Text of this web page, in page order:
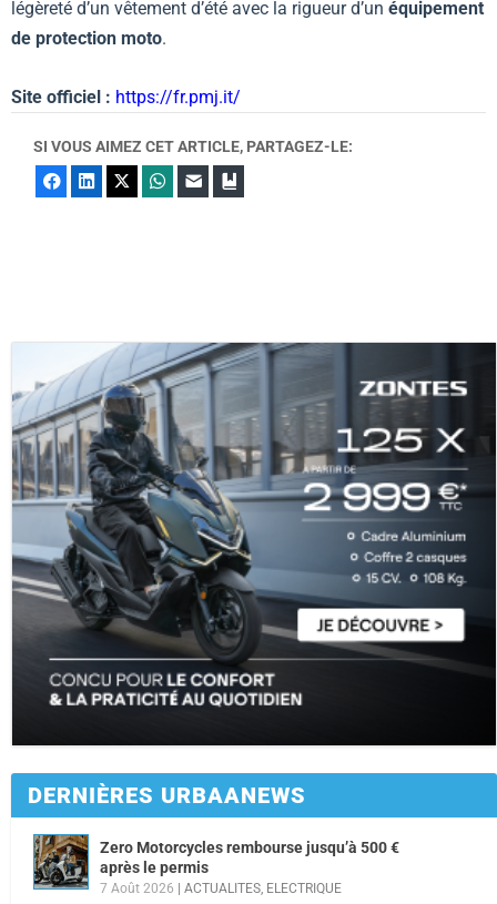
légèreté d’un vêtement d’été avec la rigueur d’un équipement
de protection moto.
Site officiel : https://fr.pmj.it/
SI VOUS AIMEZ CET ARTICLE, PARTAGEZ-LE:
FacebookLinkedIn WhatsApp
E-mail
DERNIÈRES URBAANEWS
Zero Motorcycles rembourse jusqu’à 500 €
après le permis
7 Août 2026 ACTUALITES, ELECTRIQUE